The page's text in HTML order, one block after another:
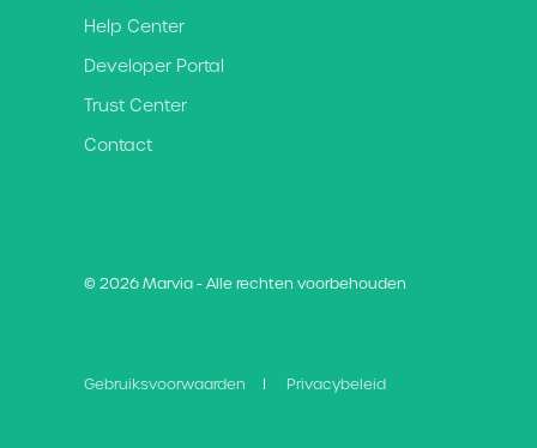
Help Center
Developer Portal
Trust Center
Contact
© 2026 Marvia - Alle rechten voorbehouden
Gebruiksvoorwaarden Privacybeleid